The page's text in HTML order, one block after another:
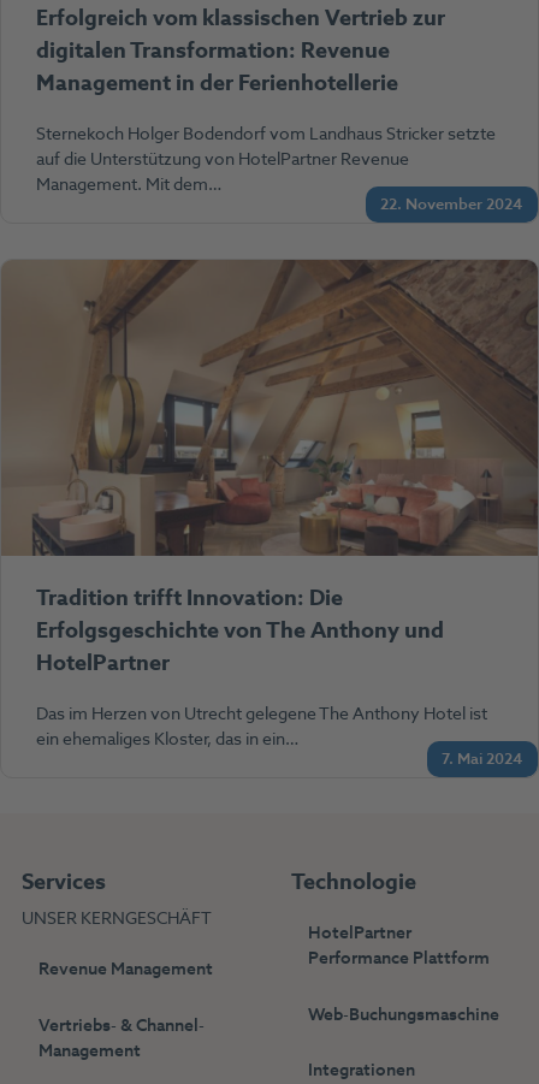
22. November 2024
Erfolgreich vom klassischen Vertrieb zur
digitalen Transformation: Revenue
Management in der Ferienhotellerie
Sternekoch Holger Bodendorf vom Landhaus Stricker setzte
auf die Unterstützung von HotelPartner Revenue
Management. Mit dem…
7. Mai 2024
Tradition trifft Innovation: Die
Erfolgsgeschichte von The Anthony und
HotelPartner
Das im Herzen von Utrecht gelegene The Anthony Hotel ist
ein ehemaliges Kloster, das in ein…
Services
UNSER KERNGESCHÄFT
Revenue Management
Vertriebs- & Channel-
Management
Technologie
HotelPartner
Performance Plattform
Web-Buchungsmaschine
Integrationen